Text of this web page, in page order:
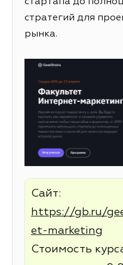
стратегий для
рынка.
Сайт:
https://gb.ru/
et-marketing
Стоимость